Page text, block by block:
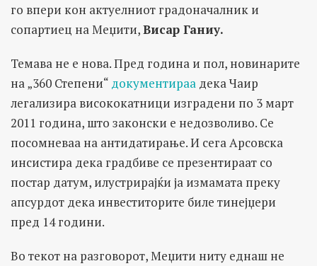
го впери кон актуелниот градоначалник и
сопартиец на Меџити,Висар Ганиу.
Темава не е нова. Пред година и пол, новинарите
на „360 Степени“ документираа дека Чаир
легализира висококатници изградени по 3 март
2011 година, што законски е недозволиво. Се
посомневаа на антидатирање. И сега Арсовска
инсистира дека градбиве се презентираат со
постар датум, илустрирајќи ја измамата преку
апсурдот дека инвеститорите биле тинејџери
пред 14 години.
Во текот на разговорот, Меџити ниту еднаш не